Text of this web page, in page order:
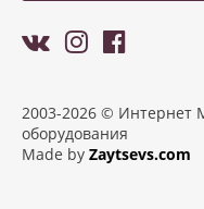
2003-2026 © Интернет
оборудования
Made by Zaytsevs.com